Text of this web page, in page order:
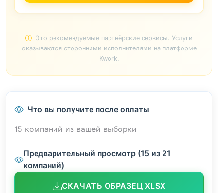
Это рекомендуемые партнёрские сервисы. Услуги
оказываются сторонними исполнителями на платформе
Kwork.
Что вы получите после оплаты
15 компаний из вашей выборки
Предварительный просмотр (15 из 21
компаний)
СКАЧАТЬ ОБРАЗЕЦ XLSX